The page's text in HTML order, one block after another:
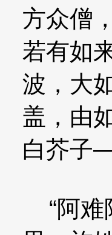
方众僧
若有如
波，大
盖，由
白芥子
“阿难